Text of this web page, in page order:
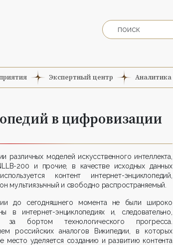
Экспертный центр Аналитика
в цифровизации
различных моделей искусственного интеллекта,
200 и прочие, в качестве исходных данных
контент интернет-энциклопедий,
мультиязычный и свободно распространяемый.
до сегодняшнего момента не были широко
в интернет-энциклопедиях и, следовательно,
за бортом технологического прогресса.
российских аналогов Википедии, в которых
место уделяется созданию и развитию контента